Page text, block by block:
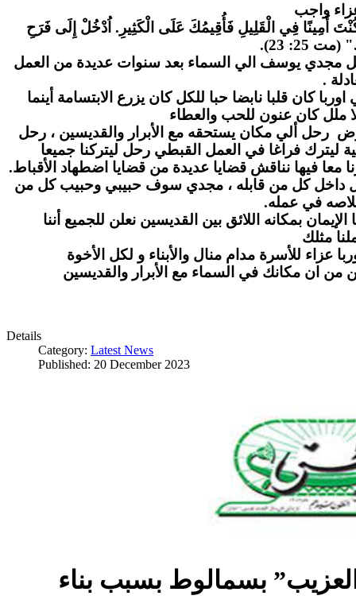
واجب
أَمِينًا فِي الْقَلِيلِ فَأُقِيمُكَ عَلَى الْكَثِيرِ. اُدْخُلْ إِلَى فَرَحِ
25: 23).
مجدي يوسف الي السماء بعد سنوات عديدة من العمل
.
كان قلبا نابضا حبا للكل كان يزرع الابتسامة أينما
ملل كان عنون للحب والعطاء
رحل ألي مكان يستحقه مع الأبرار والقديسين ، رحل
ليترك فراغا في العمل القبطي رحل ليتركنا جميعا
فيها نناقش قضايا عديدة من قضايا اضطهاد الأقباط.
داخل كل من قابله ، مجدي سوف حبيبي وحبيب كل من
في عمله.
بمكانه اللائق بين القديسين نعلن للجميع أننا
مثلك
عزاء للأسرة مدام منال والأبناء و لكل الأخوة
من ان مكانك في السماء مع الأبرار والقديسين
Details
Category: Latest News
Published: 20 December 2023
بسمالوط بسبب بناء